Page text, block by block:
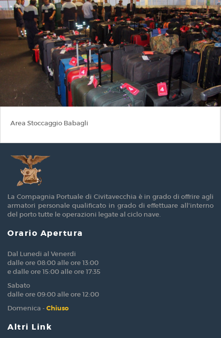
Area Stoccaggio Babagli
La Compagnia Portuale di Civitavecchia è in grado di offrire agli
armatori personale qualificato in grado di effettuare all’interno
del porto tutte le operazioni legate al ciclo nave.
Orario Apertura
Dal Lunedi al Venerdi
dalle ore 08:00 alle ore 13:00
e dalle ore 15:00 alle ore 17:35
Sabato
dalle ore 09:00 alle ore 12:00
Domenica - Chiuso
Altri Link